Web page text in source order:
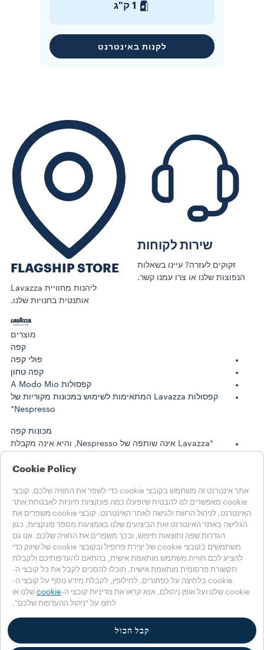
1 ק"ג
לקנות באינטרנט
שירות לקוחות
זקוקים לעזרה? עיינו בשאלות
הנפוצות שלנו או צרו עמנו קשר.
FLAGSHIP STORE
ליהנות מחוויית Lavazza
אותנטית בחנויות שלנו.
מוצרים
קפה
פולי קפה
קפה טחון
קפסולות A Modo Mio
קפסולות Lavazza המתאימות לשימוש במכונות מקוריות של
Nespresso*
מכונות קפה
*Lavazza אינה שותפה של Nespresso, והיא אינה מקבלת
קיימות
LAVAZZA WORLD
עזרה
שאלות נפוצות
יצירת קשר
בחרו את המדינה שלכם
ישראל
ישראל
מדינות אחרות
Accessibility Statement
Cookie Policy
אתר אינטרנט זה משתמש בקובצי cookie כדי לשפר את החוויה שלכם. קובצי
cookie מאפשרים לנו להבטיח שיופעלו כמה פונקציות חיוניות לאבטחת אתר
האינטרנט, לניהול הרשת ולגישה לאתר האינטרנט. קובצי cookie משפרים את
הגלישה באתר האינטרנט ואת הביצועים שלנו באמצעות מספר פונקציות, כגון
הגדרות שפה ותוצאות חיפוש, ובכך משפרים את החוויה שלכם. אנו גם
משתמשים בקובצי cookie של יצירת פרופיל ובקובצי cookie של שיווק כדי
להציע לכם חוויית משתמש מותאמת אישית, בהתאם להעדפותיכם ולקבלת
תקשורת פרסומית מותאמת אישית. תוכלו להסכים לקבל את כל קובצי ה-
cookie בלחיצה על כפתורים. לחילופין, לקבלת מידע נוסף על קובצי ה-
cookie שלנו ועל אופן ניהולם, אנא קראו את מדיניות קובצי ה-
cookie שלנו או
לחצו על "ניהול ההעדפות שלכם".
קבל הכול